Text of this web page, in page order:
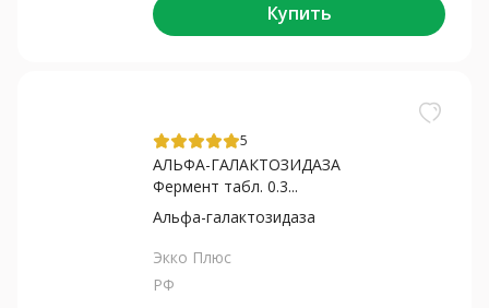
Купить
5
АЛЬФА-ГАЛАКТОЗИДАЗА
Фермент табл. 0.3...
Альфа-галактозидаза
Экко Плюс
РФ